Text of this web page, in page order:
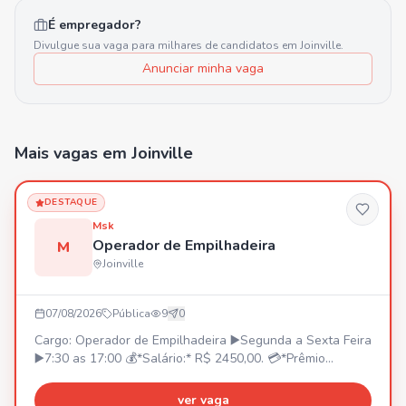
É empregador?
Divulgue sua vaga para milhares de candidatos em Joinville.
Anunciar minha vaga
Mais vagas em Joinville
DESTAQUE
M
Msk
Operador de Empilhadeira
Joinville
07/08/2026 Pública 9 0
Cargo: Operador de Empilhadeira ▶️Segunda a Sexta Feira
▶️7:30 as 17:00 💰*Salário:* R$ 2450,00. 💳*Prêmio
*V.T ou Vale Combustível* (Não temos fretado) 🍽️
ver vaga